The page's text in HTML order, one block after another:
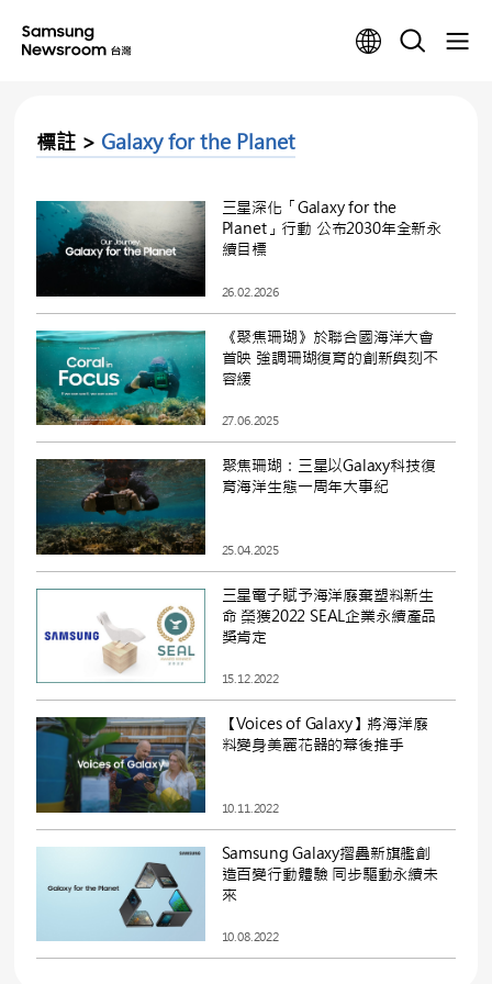
標註 > Galaxy for the Planet
三星深化「Galaxy for the
Planet」行動 公布2030年全新永
續目標
26.02.2026
《聚焦珊瑚》於聯合國海洋大會
首映 強調珊瑚復育的創新與刻不
容緩
27.06.2025
聚焦珊瑚：三星以Galaxy科技復
育海洋生態一周年大事紀
25.04.2025
三星電子賦予海洋廢棄塑料新生
命 榮獲2022 SEAL企業永續產品
獎肯定
15.12.2022
【Voices of Galaxy】將海洋廢
料變身美麗花器的幕後推手
10.11.2022
Samsung Galaxy摺疊新旗艦創
造百變行動體驗 同步驅動永續未
來
10.08.2022